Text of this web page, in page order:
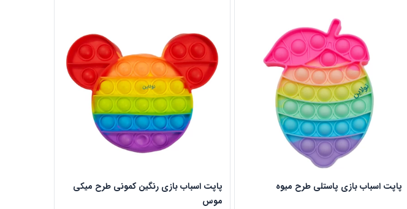
پاپت اسباب بازی پاستلی طرح میوه
پاپت اسباب بازی رنگین کمونی طرح میکی
موس